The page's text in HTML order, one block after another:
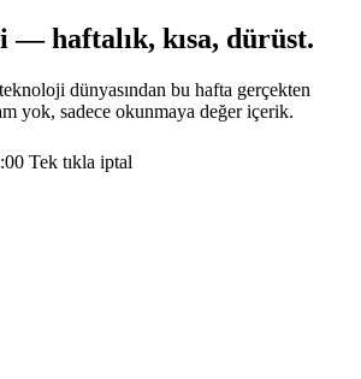
— haftalık, kısa, dürüst.
dünyasından bu hafta gerçekten
yok, sadece okunmaya değer içerik.
Tek tıkla iptal